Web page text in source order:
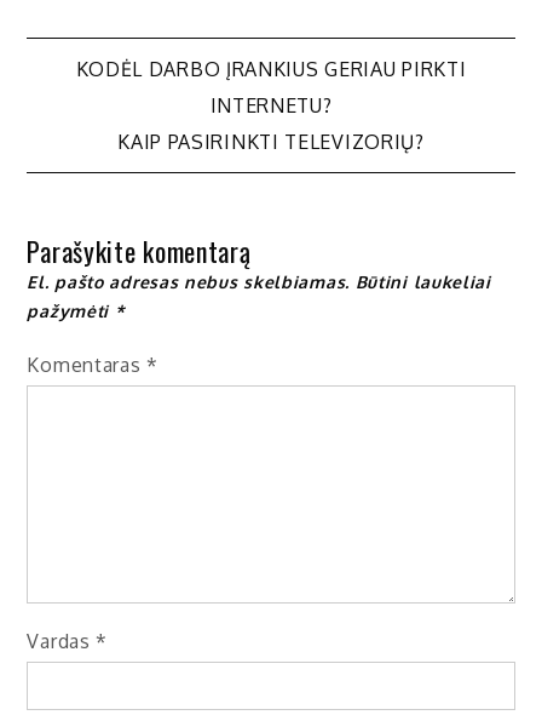
Navigacija
KODĖL DARBO ĮRANKIUS GERIAU PIRKTI
INTERNETU?
KAIP PASIRINKTI TELEVIZORIŲ?
Parašykite komentarą
El. pašto adresas nebus skelbiamas. Būtini laukeliai
pažymėti *
Komentaras *
Vardas *